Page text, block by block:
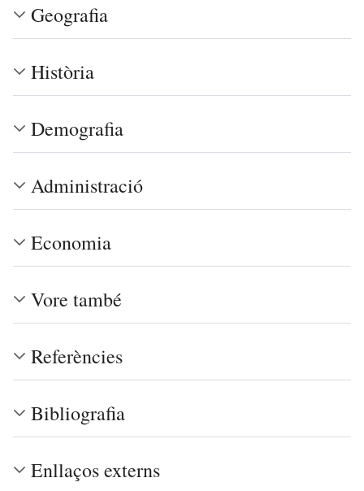
Geografia
Història
Demografia
Administració
Economia
Vore també
Referències
Bibliografia
Enllaços externs